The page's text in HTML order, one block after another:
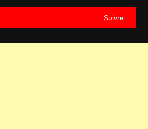
Suivre